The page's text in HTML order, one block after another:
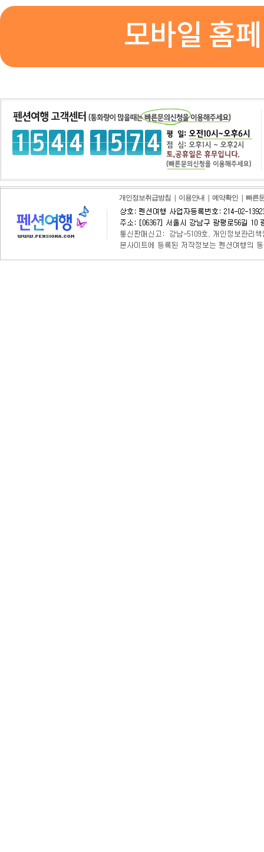
모바일 홈
개인정보취급방침 이용안내 예약확인 빠른